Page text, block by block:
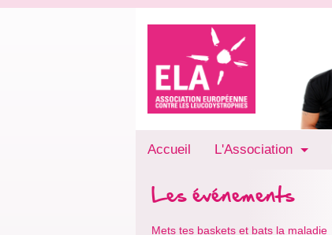
Accueil L'Association
Les événements
Mets tes baskets et bats la maladie